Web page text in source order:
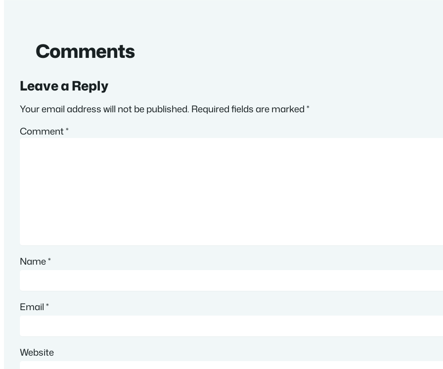
Comments
Leave a Reply
Your email address will not be published. Required fields are marked*
Comment*
Name*
Email*
Website